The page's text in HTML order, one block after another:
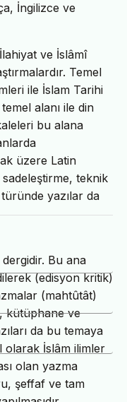
İngilizce ve
İlahiyat ve İslâmî
Temel
ile İslam Tarihi
alanı ile din
bu alana
üzere Latin
teknik
yazılar da
dergidir. Bu ana
(edisyon kritik)
(mahtûtât)
kütüphane ve
da bu temaya
olarak İslâm ilimler
olan yazma
şeffaf ve tam